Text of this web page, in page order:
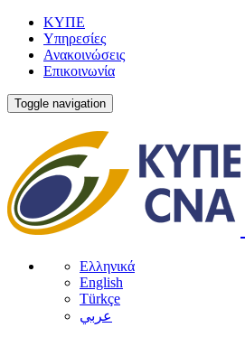
ΚΥΠΕ
Υπηρεσίες
Ανακοινώσεις
Επικοινωνία
Toggle navigation
Ελληνικά
English
Türkçe
عربي